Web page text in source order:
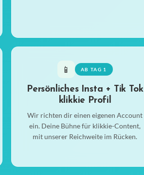
📱 AB TAG 1
Persönliches Insta + Tik Tok
klikkie Profil
Wir richten dir einen eigenen Account
ein. Deine Bühne für klikkie-Content,
mit unserer Reichweite im Rücken.